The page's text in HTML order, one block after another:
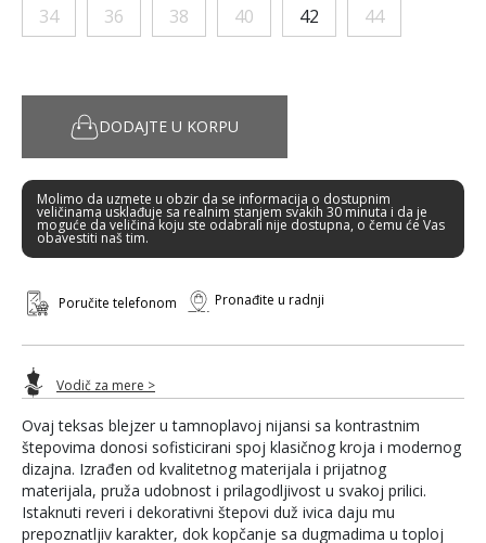
Ovaj teksas blejzer u tamnoplavoj nijansi sa kontrastnim
štepovima donosi sofisticirani spoj klasičnog kroja i modernog
dizajna. Izrađen od kvalitetnog materijala i prijatnog
materijala, pruža udobnost i prilagodljivost u svakoj prilici.
Istaknuti reveri i dekorativni štepovi duž ivica daju mu
prepoznatljiv karakter, dok kopčanje sa dugmadima u toploj
34 36 38 40 42 44
DODAJTE U KORPU
Molimo da uzmete u obzir da se informacija o dostupnim
veličinama usklađuje sa realnim stanjem svakih 30 minuta i da je
moguće da veličina koju ste odabrali nije dostupna, o čemu će Vas
obavestiti naš tim.
Poručite telefonom Pronađite u radnji
Vodič za mere >